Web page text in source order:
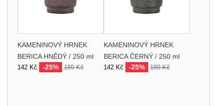
KAMENINOVÝ HRNEK
BERICA HNĚDÝ / 250 ml
142 Kč -25% 189 Kč
KAMENINOVÝ HRNEK
BERICA ČERNÝ / 250 ml
142 Kč -25% 189 Kč